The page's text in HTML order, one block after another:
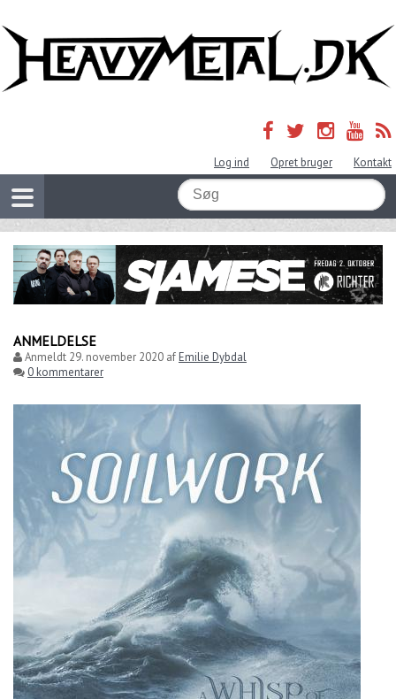
Log ind Opret bruger Kontakt
ANMELDELSE
Anmeldt 29. november 2020 afEmilie Dybdal
0 kommentarer